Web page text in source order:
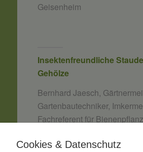
Geisenheim
Insektenfreundliche
Gehölze
Bernhard Jaesch,
Gartenbautechniker,
Fachreferent für
und Erwerbsimkerbundes e.V.
Cookies & Datenschutz